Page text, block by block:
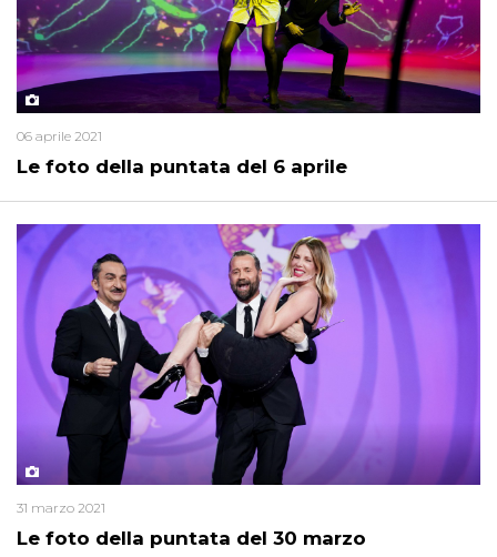
Le foto della puntata del 6 aprile
06 aprile 2021
Le foto della puntata del 30 marzo
31 marzo 2021